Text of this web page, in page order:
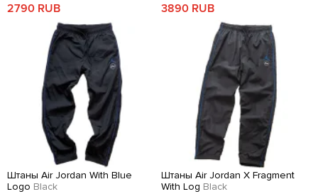
2790 RUB 3890 RUB
Штаны Air Jordan With Blue
Logo Black
Штаны Air Jordan X Fragment
With Log Black